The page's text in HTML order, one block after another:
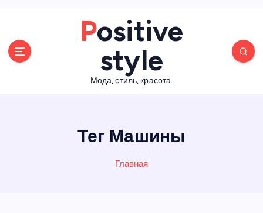
Positive
style
Мода, стиль, красота.
Тег Машины
Главная